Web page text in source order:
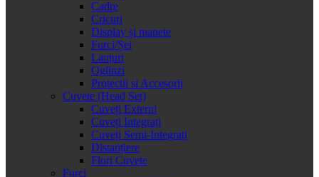
Cadre
Cricuri
Display și manete
Furci/Șei
Lanțuri
Oglinzi
Protectii si Accesorii
Cuvete (Head Set)
Cuveți Externi
Cuveți Integrați
Cuveți Semi-Integrați
Distanțiere
Flori Cuvete
Furci